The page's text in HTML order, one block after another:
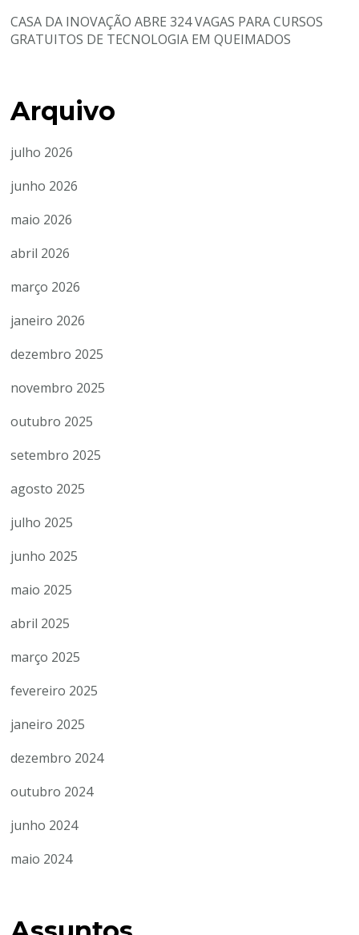
CASA DA INOVAÇÃO ABRE 324 VAGAS PARA CURSOS
GRATUITOS DE TECNOLOGIA EM QUEIMADOS
Arquivo
julho 2026
junho 2026
maio 2026
abril 2026
março 2026
janeiro 2026
dezembro 2025
novembro 2025
outubro 2025
setembro 2025
agosto 2025
julho 2025
junho 2025
maio 2025
abril 2025
março 2025
fevereiro 2025
janeiro 2025
dezembro 2024
outubro 2024
junho 2024
maio 2024